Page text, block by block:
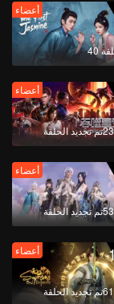
40
أعضاء
الحلقة
أعضاء
الحلقة
أعضاء
الحلقة
أعضاء